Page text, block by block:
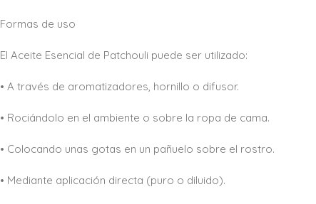
Formas de uso
El Aceite Esencial de Patchouli puede ser utilizado:
• A través de aromatizadores, hornillo o difusor.
• Rociándolo en el ambiente o sobre la ropa de cama.
• Colocando unas gotas en un pañuelo sobre el rostro.
• Mediante aplicación directa (puro o diluido).